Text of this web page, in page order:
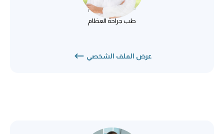
طب جراحة العظام
طب جراحة العظام
عرض الملف الشخصي